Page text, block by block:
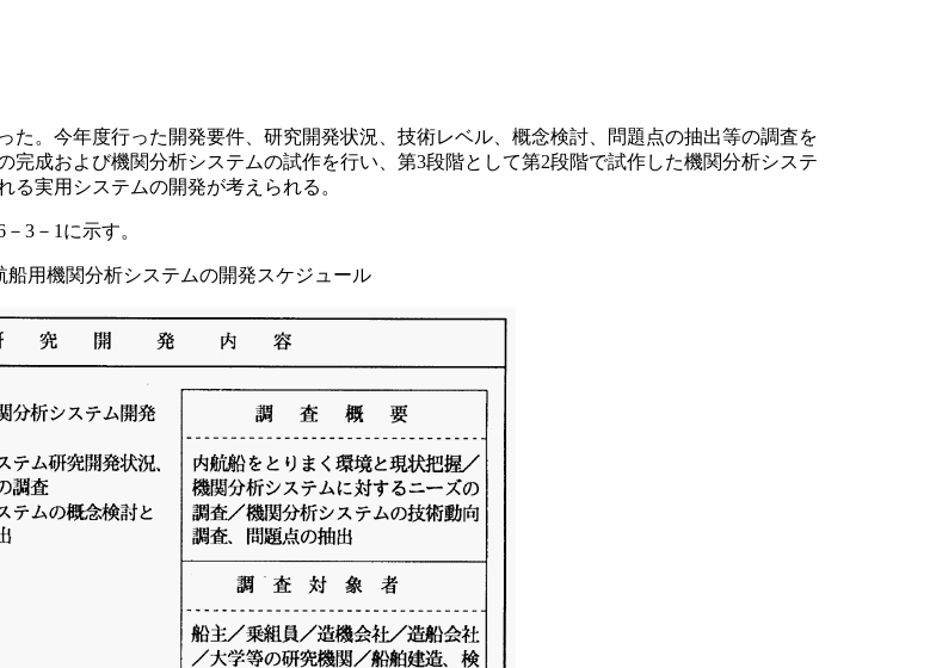
。今年度行った開発要件、研究開発状況、技術レベル、概念検討、問題点の抽出等の調査を
成および機関分析システムの試作を行い、第3段階として第2段階で試作した機関分析システ
実用システムの開発が考えられる。
3－1に示す。
船用機関分析システムの開発スケジュール